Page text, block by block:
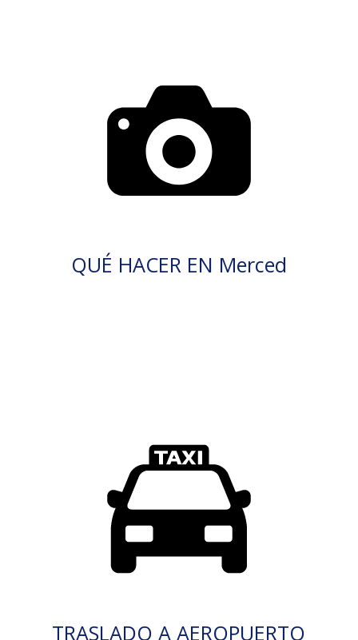
QUÉ HACER EN Merced
TRASLADO A AEROPUERTO